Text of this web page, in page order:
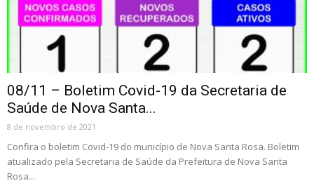
08/11 – Boletim Covid-19 da Secretaria de
Saúde de Nova Santa...
8 de novembro de 2021
Confira o boletim Covid-19 do município de Nova Santa Rosa. Boletim
atualizado pela Secretaria de Saúde da Prefeitura de Nova Santa
Rosa...